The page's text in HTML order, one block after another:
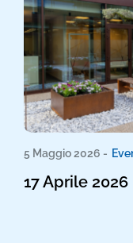
5 Maggio 2026 -
17 Aprile